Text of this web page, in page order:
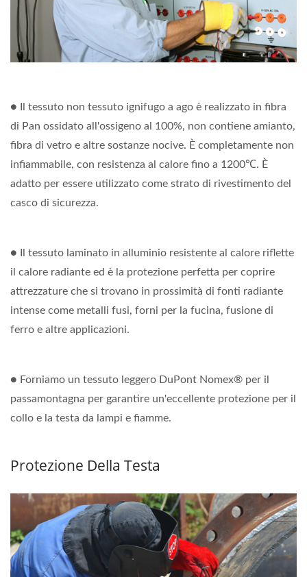
● Il tessuto non tessuto ignifugo a ago è realizzato in fibra
di Pan ossidato all'ossigeno al 100%, non contiene amianto,
fibra di vetro e altre sostanze nocive. È completamente non
infiammabile, con resistenza al calore fino a 1200℃. È
adatto per essere utilizzato come strato di rivestimento del
casco di sicurezza.
● Il tessuto laminato in alluminio resistente al calore riflette
il calore radiante ed è la protezione perfetta per coprire
attrezzature che si trovano in prossimità di fonti radiante
intense come metalli fusi, forni per la fucina, fusione di
ferro e altre applicazioni.
● Forniamo un tessuto leggero DuPont Nomex® per il
passamontagna per garantire un'eccellente protezione per il
collo e la testa da lampi e fiamme.
Protezione Della Testa